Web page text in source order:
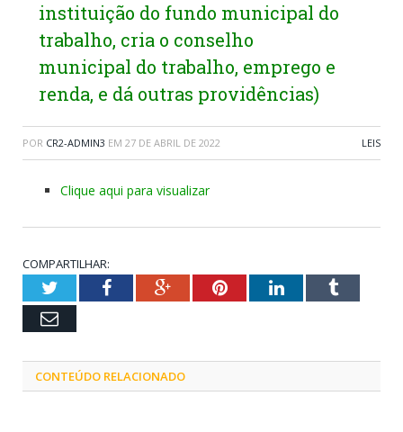
instituição do fundo municipal do
trabalho, cria o conselho
municipal do trabalho, emprego e
renda, e dá outras providências)
POR CR2-ADMIN3 EM 27 DE ABRIL DE 2022 LEIS
Clique aqui para visualizar
COMPARTILHAR:
TwitterFacebookGoogle+PinterestLinkedInTumblr
Email
CONTEÚDO RELACIONADO